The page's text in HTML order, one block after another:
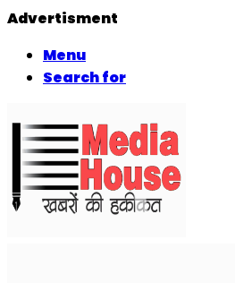
Advertisment
Menu
Search for